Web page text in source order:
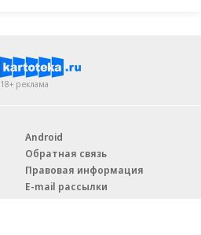
18+ реклама
Android
Обратная связь
Правовая информация
E-mail рассылки